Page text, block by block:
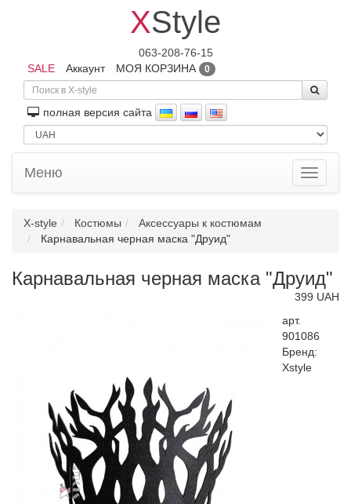
XStyle
063-208-76-15
SALE
Аккаунт МОЯ КОРЗИНА 0
полная версия сайта
Toggle
Меню
X-style Костюмы
Аксессуары к костюмам
Карнавальная черная маска "Друид"
Карнавальная черная маска "Друид"
399 UAH
арт.
901086
Бренд:
Xstyle